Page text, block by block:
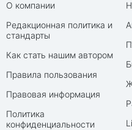
О компании
Редакционная политика и
стандарты
Как стать нашим автором
Правила пользования
Правовая информация
Политика
конфиденциальности